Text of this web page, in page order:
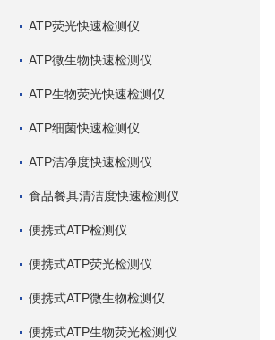
ATP荧光快速检测仪
ATP微生物快速检测仪
ATP生物荧光快速检测仪
ATP细菌快速检测仪
ATP洁净度快速检测仪
食品餐具清洁度快速检测仪
便携式ATP检测仪
便携式ATP荧光检测仪
便携式ATP微生物检测仪
便携式ATP生物荧光检测仪